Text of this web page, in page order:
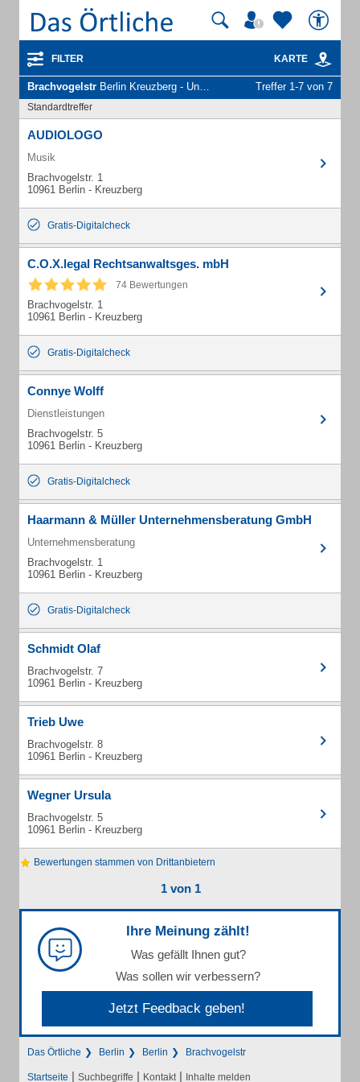
FILTER KARTE
Brachvogelstr Berlin Kreuzberg - Unternehmen und Personen Treffer 1-7 von 7
Standardtreffer
AUDIOLOGO
Musik
Brachvogelstr. 1
10961 Berlin - Kreuzberg
Gratis-Digitalcheck
C.O.X.legal Rechtsanwaltsges. mbH
74 Bewertungen
Brachvogelstr. 1
10961 Berlin - Kreuzberg
Gratis-Digitalcheck
Connye Wolff
Dienstleistungen
Brachvogelstr. 5
10961 Berlin - Kreuzberg
Gratis-Digitalcheck
Haarmann & Müller Unternehmensberatung GmbH
Unternehmensberatung
Brachvogelstr. 1
10961 Berlin - Kreuzberg
Gratis-Digitalcheck
Schmidt Olaf
Brachvogelstr. 7
10961 Berlin - Kreuzberg
Trieb Uwe
Brachvogelstr. 8
10961 Berlin - Kreuzberg
Wegner Ursula
Brachvogelstr. 5
10961 Berlin - Kreuzberg
Bewertungen stammen von Drittanbietern
1 von 1
Ihre Meinung zählt!
Was gefällt Ihnen gut?
Was sollen wir verbessern?
Jetzt Feedback geben!
Das Örtliche Berlin Berlin Brachvogelstr
Startseite | Suchbegriffe | Kontakt | Inhalte melden